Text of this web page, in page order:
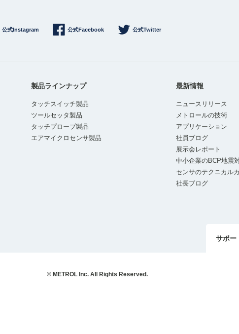
公式Instagram 公式Facebook 公式Twitter
製品ラインナップ
タッチスイッチ製品
ツールセッタ製品
タッチプローブ製品
エアマイクロセンサ製品
最新情報
ニュースリリース
メトロールの技術
アプリケーション
社員ブログ
展示会レポート
中小企業のBCP地震
センサのテクニカル
社長ブログ
サポー
© METROL Inc. All Rights Reserved.